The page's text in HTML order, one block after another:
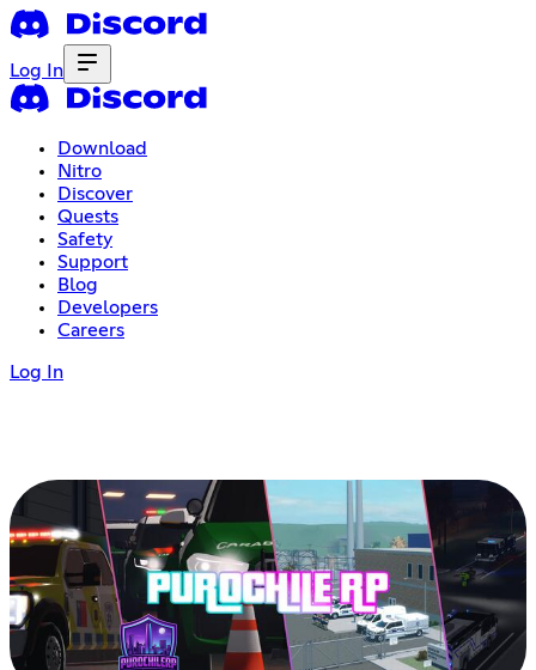
Log In
Download
Nitro
Discover
Quests
Safety
Support
Blog
Developers
Careers
Log In